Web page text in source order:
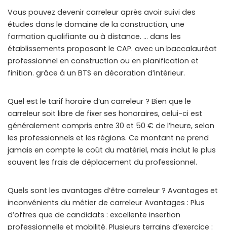
Vous pouvez devenir carreleur après avoir suivi des
études dans le domaine de la construction, une
formation qualifiante ou à distance. … dans les
établissements proposant le CAP. avec un baccalauréat
professionnel en construction ou en planification et
finition. grâce à un BTS en décoration d’intérieur.
Quel est le tarif horaire d’un carreleur ? Bien que le
carreleur soit libre de fixer ses honoraires, celui-ci est
généralement compris entre 30 et 50 € de l’heure, selon
les professionnels et les régions. Ce montant ne prend
jamais en compte le coût du matériel, mais inclut le plus
souvent les frais de déplacement du professionnel.
Quels sont les avantages d’être carreleur ? Avantages et
inconvénients du métier de carreleur Avantages : Plus
d’offres que de candidats : excellente insertion
professionnelle et mobilité. Plusieurs terrains d’exercice :